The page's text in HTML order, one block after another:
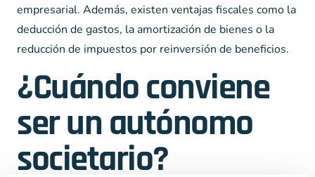
empresarial. Además, existen ventajas fiscales como la
deducción de gastos, la amortización de bienes o la
reducción de impuestos por reinversión de beneficios.
¿Cuándo conviene
ser un autónomo
societario?